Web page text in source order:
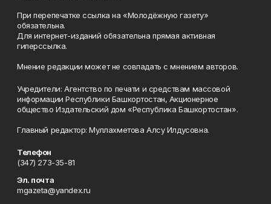
При перепечатке ссылка на «Молодёжную газету»
обязательна.
Для интернет-изданий обязательна прямая активная
гиперссылка.
Мнение редакции может не совпадать с мнением авторов.
Учредители: Агентство по печати и средствам массовой
информации Республики Башкортостан, Акционерное
общество Издательский дом «Республика Башкортостан».
Главный редактор: Муллахметова Алсу Илдусовна.
Телефон
(347) 273-35-81
Эл. почта
mgazeta@yandex.ru